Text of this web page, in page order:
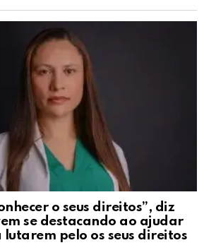
o seus direitos”, diz
se destacando ao ajudar
pelo os seus direitos